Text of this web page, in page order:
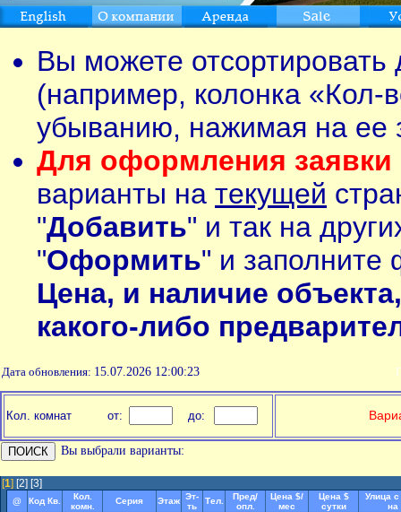
Вы можете
(например, колонка «Кол-
убыванию, нажимая на ее
Для оформления заявки
варианты на текущей
"Добавить" и так на
"Оформить" и заполните
Цена, и наличие
какого-либо
Дата обновления: 15.07.2026 12:00:23
Кол. комнат от: до:
Вы выбрали варианты:
[1] [2] [3]
@ Код Кв.
Кол.
комн.
Серия Этаж Эт-
ть
Тел.
Пред/
опл.
Цена $/
мес
Цена $
сутки
Улица
на